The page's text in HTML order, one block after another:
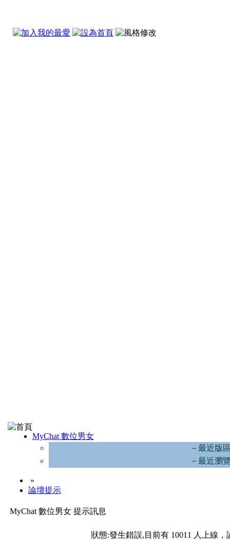
MyChat 數位男女
－最近版
－最近瀏
»
論壇提示
MyChat 數位男女 提示訊息
狀態:發生錯誤,目前有 10011 人上線